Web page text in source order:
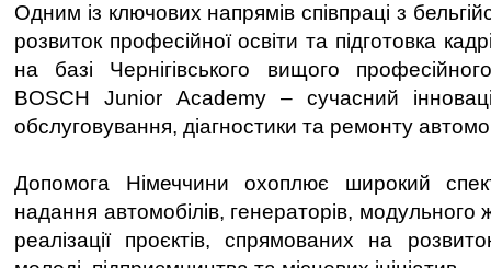
Одним із ключових напрямів співпраці з
розвиток професійної освіти та підготовка
на базі Чернігівського вищого
BOSCH Junior Academy – сучасний
обслуговування, діагностики та ремонту
Допомога Німеччини охоплює широкий
надання автомобілів, генераторів, модульного
реалізації проєктів, спрямованих на